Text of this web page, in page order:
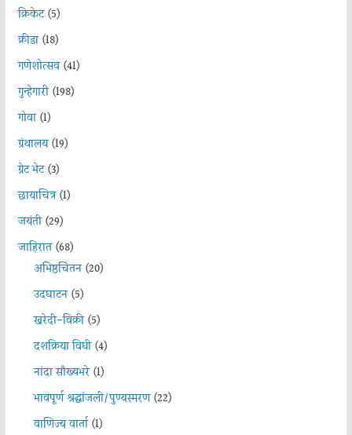
क्रिकेट(5)
क्रीडा(18)
गणेशोत्सव(41)
गुन्हेगारी(198)
गोवा(1)
ग्रंथालय(19)
ग्रेट भेट(3)
छायाचित्र(1)
जयंती(29)
जाहिरात(68)
अभिष्ठचिंतन(20)
उदघाटन(5)
खरेदी-विक्री(5)
दशक्रिया विधी(4)
नांदा सौख्यभरे(1)
भावपूर्ण श्रद्धांजली/पुण्यस्मरण(22)
वाणिज्य वार्ता(1)